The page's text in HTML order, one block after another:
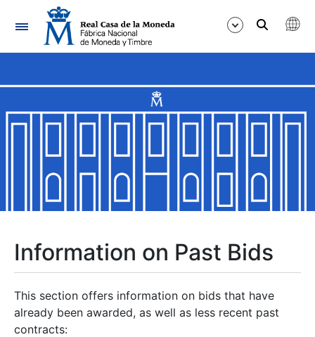
Navigation
Show/Hide
Show/Hide
Show/Hide
Information on Past Bids
This section offers information on bids that have
already been awarded, as well as less recent past
contracts: